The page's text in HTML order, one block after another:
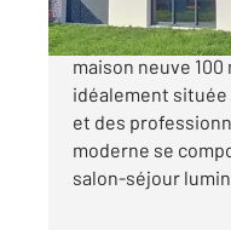
Century 21 TEX
maison neuve 100
idéalement
et des
moderne se
salon-séjour